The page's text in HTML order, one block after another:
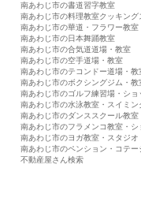
南あわじ市の書道習字教室
南あわじ市の料理教室クッキング
南あわじ市の華道・フラワー教室
南あわじ市の日本舞踊教室
南あわじ市の合気道道場・教室
南あわじ市の空手道場・教室
南あわじ市のテコンドー道場・教
南あわじ市のボクシングジム・教
南あわじ市のゴルフ練習場・ショ
南あわじ市の水泳教室・スイミン
南あわじ市のダンススクール教室
南あわじ市のフラメンコ教室・シ
南あわじ市のヨガ教室・スタジオ
南あわじ市のペンション・コテー
不動産屋さん検索